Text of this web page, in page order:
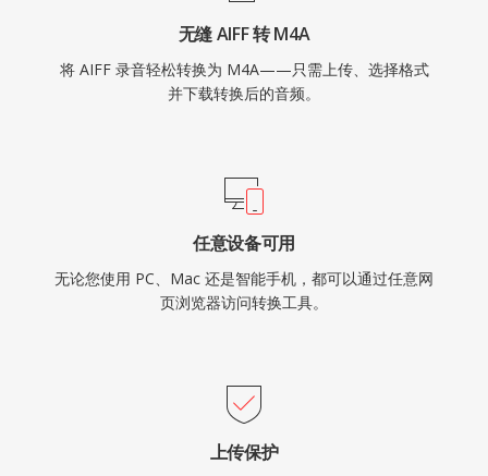
无缝 AIFF 转 M4A
将 AIFF 录音轻松转换为 M4A——只需上传、选择格式
并下载转换后的音频。
任意设备可用
无论您使用 PC、Mac 还是智能手机，都可以通过任意网
页浏览器访问转换工具。
上传保护